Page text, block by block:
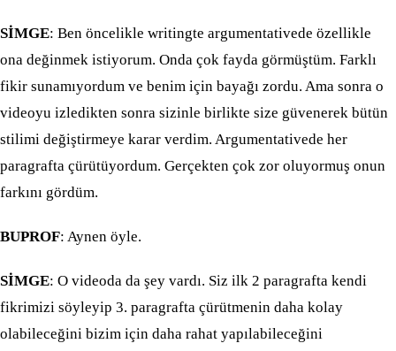
SİMGE: Ben öncelikle writingte argumentativede özellikle
ona değinmek istiyorum. Onda çok fayda görmüştüm. Farklı
fikir sunamıyordum ve benim için bayağı zordu. Ama sonra o
videoyu izledikten sonra sizinle birlikte size güvenerek bütün
stilimi değiştirmeye karar verdim. Argumentativede her
paragrafta çürütüyordum. Gerçekten çok zor oluyormuş onun
farkını gördüm.
BUPROF: Aynen öyle.
SİMGE: O videoda da şey vardı. Siz ilk 2 paragrafta kendi
fikrimizi söyleyip 3. paragrafta çürütmenin daha kolay
olabileceğini bizim için daha rahat yapılabileceğini